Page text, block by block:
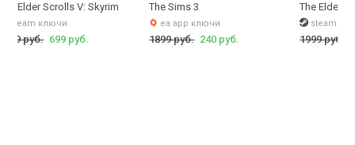
Enhanced Edition
Elder Scrolls V: Skyrim
steam ключи
руб. 699 руб.
The Sims 3
ea app ключи
1899 руб. 240 руб.
The Elder
steam
1999 руб.